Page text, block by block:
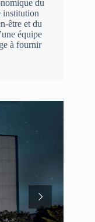
du
institution
être et du
équipe
à fournir